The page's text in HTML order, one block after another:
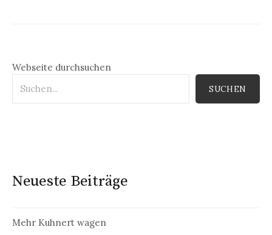
Webseite durchsuchen
SUCHEN
Neueste Beiträge
Mehr Kuhnert wagen